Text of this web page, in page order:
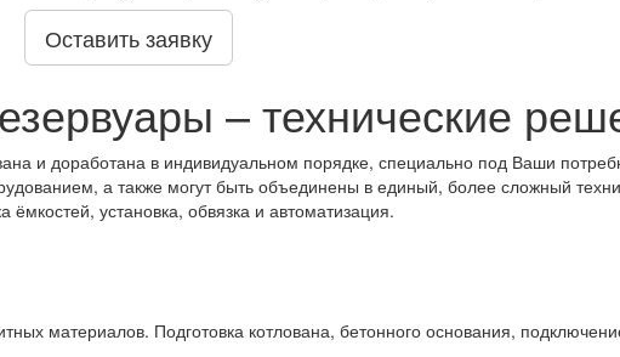
Оставить заявку
– технические
и доработана в индивидуальном порядке, специально под Ваши
а также могут быть объединены в единый, более сложный
ёмкостей, установка, обвязка и автоматизация.
материалов. Подготовка котлована, бетонного основания,